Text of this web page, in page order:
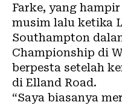
Farke, yang
musim lalu ketika
Southampton
Championship di
berpesta setelah
di Elland Road.
“Saya biasanya